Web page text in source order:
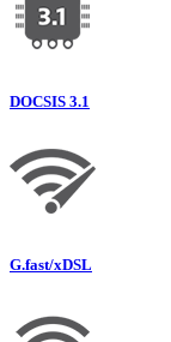
DOCSIS 3.1
G.fast/xDSL